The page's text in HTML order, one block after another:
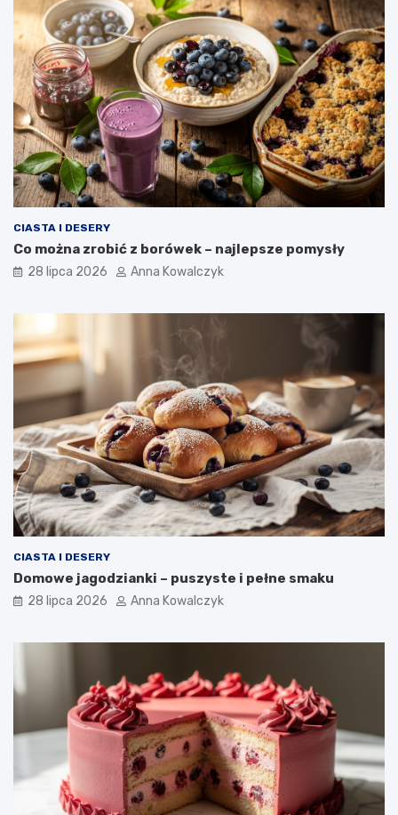
CIASTA I DESERY
Co można zrobić z borówek – najlepsze pomysły
28 lipca 2026 Anna Kowalczyk
CIASTA I DESERY
Domowe jagodzianki – puszyste i pełne smaku
28 lipca 2026 Anna Kowalczyk